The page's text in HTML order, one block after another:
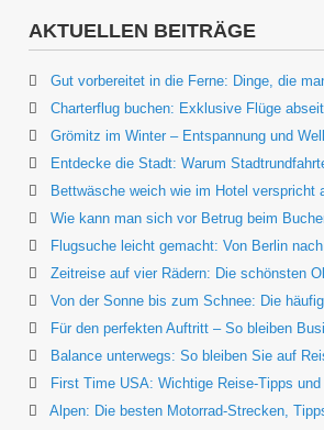
AKTUELLEN BEITRÄGE
Gut vorbereitet in die Ferne: Dinge, die
Charterflug buchen: Exklusive Flüge
Grömitz im Winter – Entspannung und
Entdecke die Stadt: Warum
Bettwäsche weich wie im Hotel verspricht
Wie kann man sich vor Betrug beim
Flugsuche leicht gemacht: Von Berlin
Zeitreise auf vier Rädern: Die schönsten
Von der Sonne bis zum Schnee: Die
Für den perfekten Auftritt – So bleiben
Balance unterwegs: So bleiben Sie auf
First Time USA: Wichtige Reise-Tipps
Alpen: Die besten Motorrad-Strecken,